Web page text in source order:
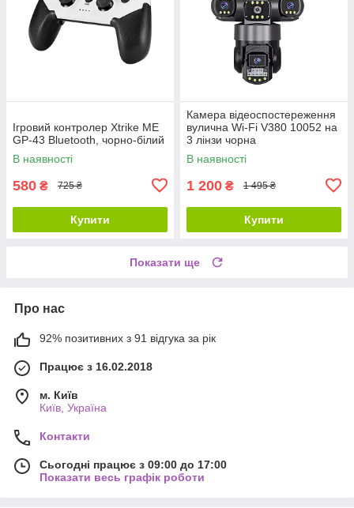
Ігровий контролер Xtrike ME
GP-43 Bluetooth, чорно-білий
В наявності
580 ₴ 725 ₴
Купити
Камера відеоспостереження
вулична Wi-Fi V380 10052 на
3 лінзи чорна
В наявності
1 200 ₴ 1 495 ₴
Купити
Показати ще
Про нас
92% позитивних з 91 відгука за рік
Працює з 16.02.2018
м. Київ
Київ, Україна
Контакти
Сьогодні працює з 09:00 до 17:00
Показати весь графік роботи